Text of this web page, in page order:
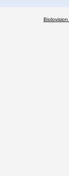
Biolovision